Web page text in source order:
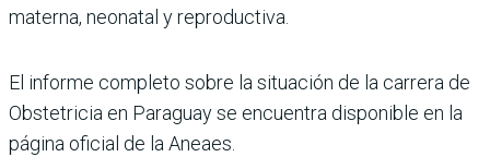
materna, neonatal y repro­ductiva.
El informe completo sobre la situación de la carrera de
Obstetricia en Paraguay se encuentra disponible en la
página oficial de la Aneaes.